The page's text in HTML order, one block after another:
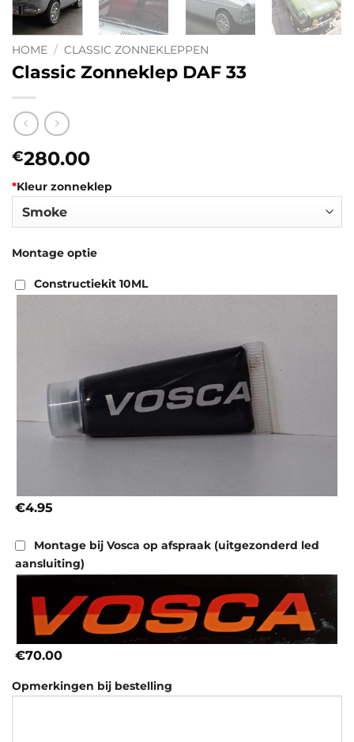
HOME / CLASSIC ZONNEKLEPPEN
Classic Zonneklep DAF 33
€280.00
*Kleur zonneklep
Montage optie
Constructiekit 10ML
€4.95
Montage bij Vosca op afspraak (uitgezonderd led
aansluiting)
€70.00
Opmerkingen bij bestelling